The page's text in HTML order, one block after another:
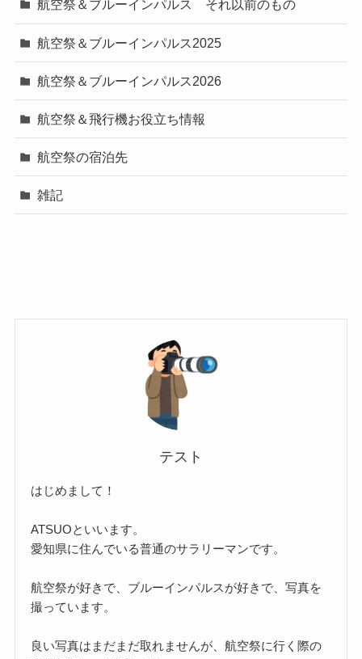
航空祭＆ブルーインパルス それ以前のもの
航空祭＆ブルーインパルス2025
航空祭＆ブルーインパルス2026
航空祭＆飛行機お役立ち情報
航空祭の宿泊先
雑記
テスト
はじめまして！
ATSUOといいます。
愛知県に住んでいる普通のサラリーマンです。
航空祭が好きで、ブルーインパルスが好きで、写真を
撮っています。
良い写真はまだまだ取れませんが、航空祭に行く際の